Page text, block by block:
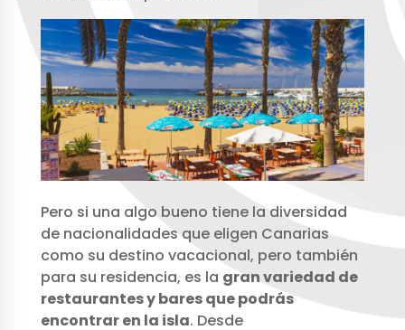
Pero si una algo bueno tiene la diversidad
de nacionalidades que eligen Canarias
como su destino vacacional, pero también
para su residencia, es la gran variedad de
restaurantes y bares que podrás
encontrar en la isla. Desde